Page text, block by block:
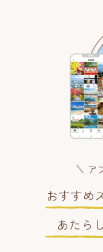
ア
おすすめ
あたら